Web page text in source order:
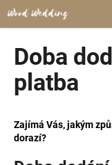
na
obsah
Doba
platba
Zajímá Vás, jakým
dorazí?
K
o
C
o
o